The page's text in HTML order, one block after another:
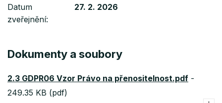
Datum
zveřejnění
27. 2. 2026
Dokumenty a soubory
2.3 GDPR06 Vzor Právo na přenositelnost.pdf -
249.35 KB (pdf)